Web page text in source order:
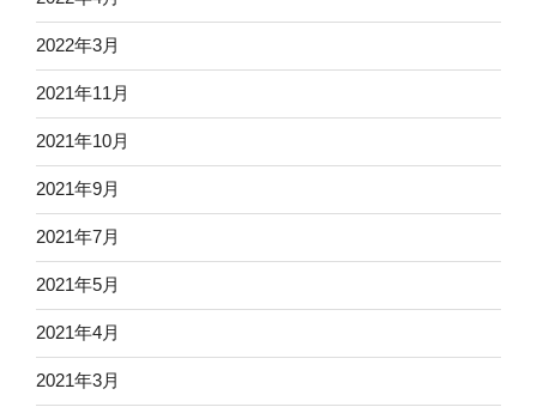
2022年3月
2021年11月
2021年10月
2021年9月
2021年7月
2021年5月
2021年4月
2021年3月